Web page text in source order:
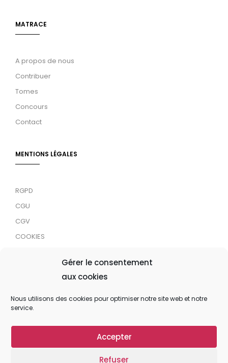
Gérer le consentement
aux cookies
Nous utilisons des cookies pour optimiser notre site web et notre
service.
Accepter
Refuser
MATRACE
A propos de nous
Contribuer
Tomes
Concours
Contact
MENTIONS LÉGALES
RGPD
CGU
CGV
COOKIES